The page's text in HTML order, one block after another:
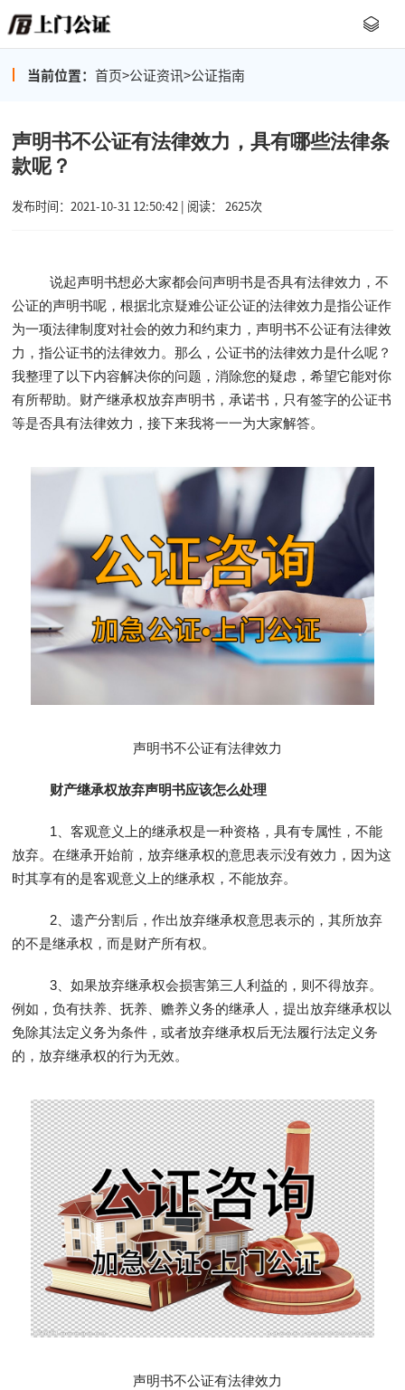
当前位置： 首页>公证资讯>公证指南
声明书不公证有法律效力，具有哪些法律条
款呢？
发布时间：2021-10-31 12:50:42 | 阅读： 2625次
说起声明书想必大家都会问声明书是否具有法律效力，不
公证的声明书呢，根据北京疑难公证公证的法律效力是指公证作
为一项法律制度对社会的效力和约束力，声明书不公证有法律效
力，指公证书的法律效力。那么，公证书的法律效力是什么呢？
我整理了以下内容解决你的问题，消除您的疑虑，希望它能对你
有所帮助。财产继承权放弃声明书，承诺书，只有签字的公证书
等是否具有法律效力，接下来我将一一为大家解答。
声明书不公证有法律效力
财产继承权放弃声明书应该怎么处理
1、客观意义上的继承权是一种资格，具有专属性，不能
放弃。在继承开始前，放弃继承权的意思表示没有效力，因为这
时其享有的是客观意义上的继承权，不能放弃。
2、遗产分割后，作出放弃继承权意思表示的，其所放弃
的不是继承权，而是财产所有权。
3、如果放弃继承权会损害第三人利益的，则不得放弃。
例如，负有扶养、抚养、赡养义务的继承人，提出放弃继承权以
免除其法定义务为条件，或者放弃继承权后无法履行法定义务
的，放弃继承权的行为无效。
声明书不公证有法律效力